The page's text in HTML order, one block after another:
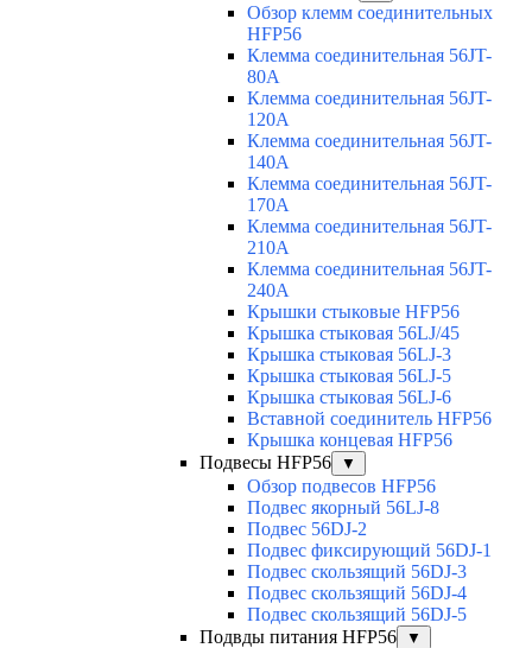
Обзор клемм соединительных
HFP56
Клемма соединительная 56JT-
80A
Клемма соединительная 56JT-
120A
Клемма соединительная 56JT-
140A
Клемма соединительная 56JT-
170A
Клемма соединительная 56JT-
210A
Клемма соединительная 56JT-
240A
Крышки стыковые HFP56
Крышка стыковая 56LJ/45
Крышка стыковая 56LJ-3
Крышка стыковая 56LJ-5
Крышка стыковая 56LJ-6
Вставной соединитель HFP56
Крышка концевая HFP56
Подвесы HFP56
▼
Обзор подвесов HFP56
Подвес якорный 56LJ-8
Подвес 56DJ-2
Подвес фиксирующий 56DJ-1
Подвес скользящий 56DJ-3
Подвес скользящий 56DJ-4
Подвес скользящий 56DJ-5
Подвды питания HFP56
▼